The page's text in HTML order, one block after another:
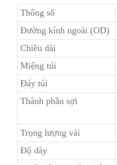
Thông số
Đường kính ngoài (OD)
Chiều dài
Miệng túi
Đáy túi
Thành phần sợi
Trọng lượng vải
Độ dày